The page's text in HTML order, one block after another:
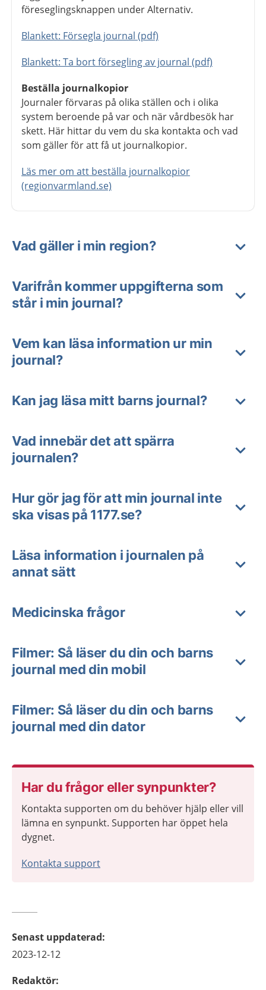
föreseglingsknappen under Alternativ.
Blankett: Försegla journal (pdf)
Blankett: Ta bort försegling av journal (pdf)
Beställa journalkopior
Journaler förvaras på olika ställen och i olika
system beroende på var och när vårdbesök har
skett. Här hittar du vem du ska kontakta och vad
som gäller för att få ut journalkopior.
Läs mer om att beställa journalkopior
(regionvarmland.se)
Vad gäller i min region?
Varifrån kommer uppgifterna som
står i min journal?
Vem kan läsa information ur min
journal?
Kan jag läsa mitt barns journal?
Vad innebär det att spärra
journalen?
Hur gör jag för att min journal inte
ska visas på 1177.se?
Läsa information i journalen på
annat sätt
Medicinska frågor
Filmer: Så läser du din och barns
journal med din mobil
Filmer: Så läser du din och barns
journal med din dator
Har du frågor eller synpunkter?
Kontakta supporten om du behöver hjälp eller vill
lämna en synpunkt. Supporten har öppet hela
dygnet.
Kontakta support
Senast uppdaterad:
2023-12-12
Redaktör: